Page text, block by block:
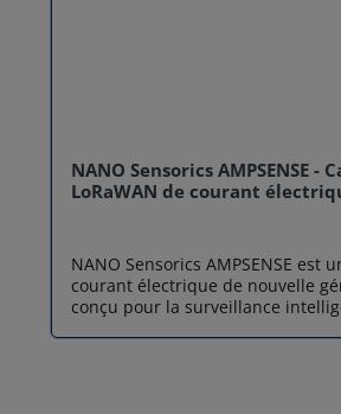
NANO Sensorics AMPSENSE -
LoRaWAN de courant
NANO Sensorics AMPSENSE est
courant électrique de nouvelle
conçu pour la surveillance